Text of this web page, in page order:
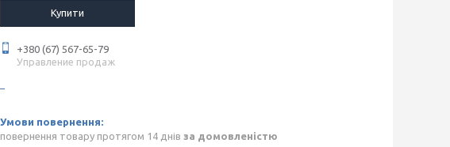
Купити
+380 (67) 567-65-79
Управление продаж
повернення товару протягом 14 днів за домовленістю